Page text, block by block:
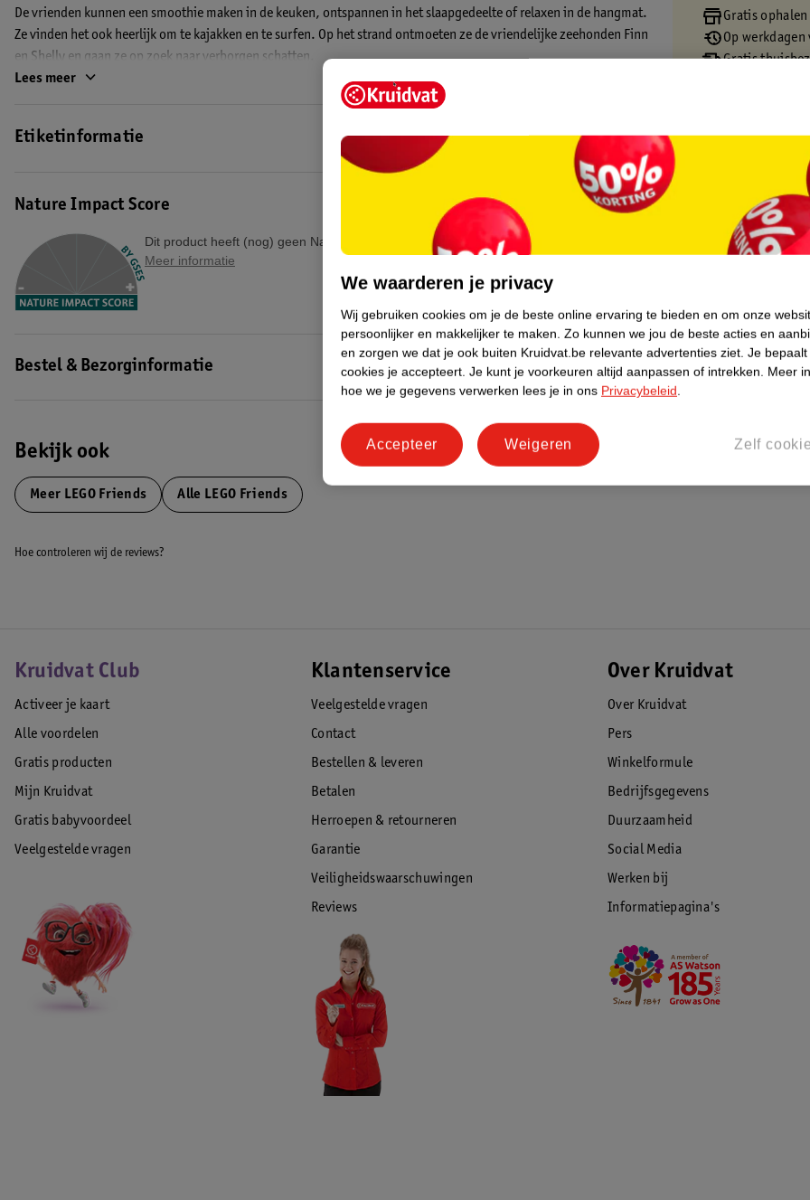
De vrienden kunnen een smoothie maken in de keuken, ontspannen in het slaapgedeelte of relaxen in de hangmat.
Ze vinden het ook heerlijk om te kajakken en te surfen. Op het strand ontmoeten ze de vriendelijke zeehonden Finn
en Shelly en gaan ze op zoek naar verborgen schatten.
Het LEGO Friends 42699 Strandhuis met Zeehonden is geschikt voor kinderen vanaf 7 jaar.
Lees meer
Etiketinformatie
Nature Impact Score
Dit product heeft (nog) geen Nature Impact Score.
Meer informatie
Bestel & Bezorginformatie
Bekijk ook
Meer LEGO Friends Alle LEGO Friends
Gratis
Op
Gratis
Gratis
Gratis
Hoe controleren wij de reviews?
Kruidvat Club
Activeer je kaart
Alle voordelen
Gratis producten
Mijn Kruidvat
Gratis babyvoordeel
Veelgestelde vragen
Klantenservice
Veelgestelde vragen
Contact
Bestellen & leveren
Betalen
Herroepen & retourneren
Garantie
Veiligheidswaarschuwingen
Reviews
Over Kruidvat
Over Kruidvat
Pers
Winkelformule
Bedrijfsgegevens
Duurzaamheid
Social Media
Werken bij
Informatiepagina's
We waarderen je privacy
Wij gebruiken cookies om je de beste online ervaring te bieden en om onze
persoonlijker en makkelijker te maken. Zo kunnen we jou de beste acties en
en zorgen we dat je ook buiten Kruidvat.be relevante advertenties ziet. Je
cookies je accepteert. Je kunt je voorkeuren altijd aanpassen of intrekken. Meer
hoe we je gegevens verwerken lees je in ons Privacybeleid.
Zelf
Weigeren
Accepteer